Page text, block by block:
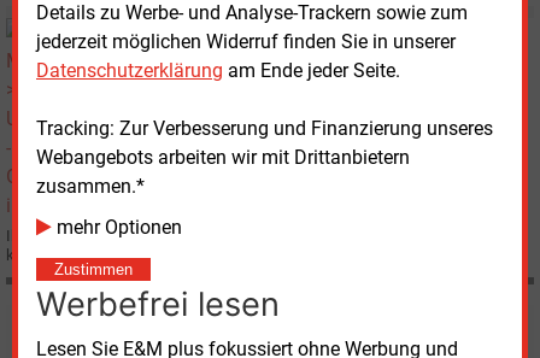
Details zu Werbe- und Analyse-Trackern sowie zum
jederzeit möglichen Widerruf finden Sie in unserer
Datenschutzerklärung am Ende jeder Seite.
Tracking: Zur Verbesserung und Finanzierung unseres
Webangebots arbeiten wir mit Drittanbietern
zusammen.*
mehr Optionen
Zustimmen
Werbefrei lesen
Lesen Sie E&M plus fokussiert ohne Werbung und
Dienstag, 1.07.2008, 11:07
E&M UNTERNEHMEN
Spanisches Geld für Iren in Algerien
Iberdrola, der spanische Energiekonzern, fungiert als Geldgeber für ein
kleineres irisches Öl-und Gasunternehmen.
Möchten Sie diese und